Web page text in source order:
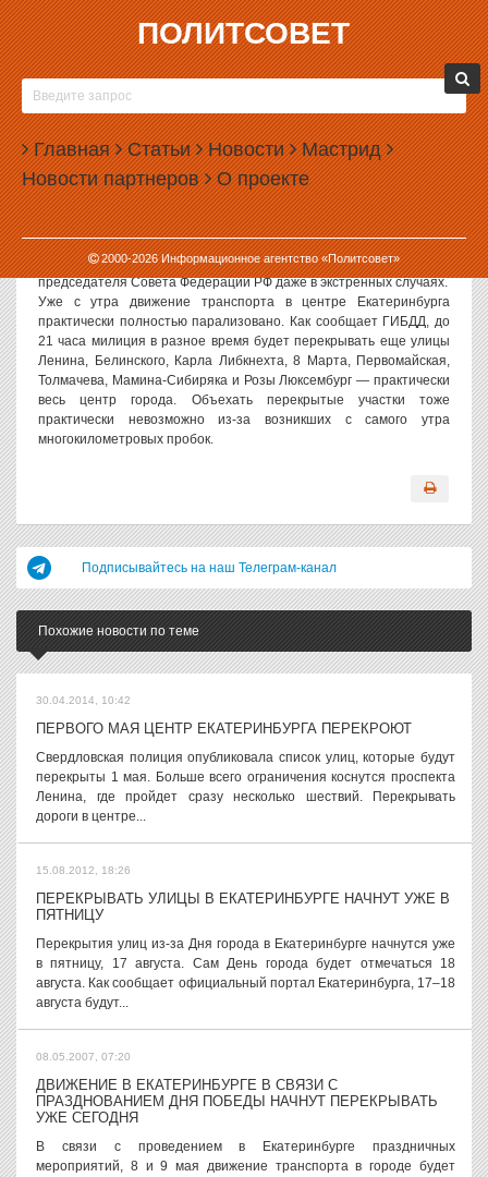
ПОЛИТСОВЕТ
Главная Статьи Новости Мастрид
Новости партнеров О проекте
2000-2026Информационное агентство «Политсовет»
19.05.2006, 10:12
ИЗ-ЗА ПРИЕЗДА СЕРГЕЯ МИРОНОВА ЦЕНТР
ЕКАТЕРИНБУРГА ОСТАЛСЯ БЕЗ «СКОРОЙ
ПОМОЩИ»
Политсовет, 18.05.2006. Машины«Скорой помощи»не могут
выехать по вызовам в центр Екатеринбурга из-за приезда Сергея
Миронова. Из соображений безопасности «высокого гостя»
медикам, как и всем прочим простым смертным, запрещено
проезжать по возможному маршруту следования VIP-кортежа
председателя Совета Федерации РФ даже в экстренных случаях.
Уже с утра движение транспорта в центре Екатеринбурга
практически полностью парализовано. Как сообщает ГИБДД, до
21 часа милиция в разное время будет перекрывать еще улицы
Ленина, Белинского, Карла Либкнехта, 8 Марта, Первомайская,
Толмачева, Мамина-Сибиряка и Розы Люксембург — практически
весь центр города. Объехать перекрытые участки тоже
практически невозможно из-за возникших с самого утра
многокилометровых пробок.
Подписывайтесь на наш Телеграм-канал
Похожие новости по теме
30.04.2014, 10:42
ПЕРВОГО МАЯ ЦЕНТР ЕКАТЕРИНБУРГА ПЕРЕКРОЮТ
Свердловская полиция опубликовала список улиц, которые будут
перекрыты 1 мая. Больше всего ограничения коснутся проспекта
Ленина, где пройдет сразу несколько шествий. Перекрывать
дороги в центре...
15.08.2012, 18:26
ПЕРЕКРЫВАТЬ УЛИЦЫ В ЕКАТЕРИНБУРГЕ НАЧНУТ УЖЕ В
ПЯТНИЦУ
Перекрытия улиц из-за Дня города в Екатеринбурге начнутся уже
в пятницу, 17 августа. Сам День города будет отмечаться 18
августа. Как сообщает официальный портал Екатеринбурга, 17–18
августа будут...
08.05.2007, 07:20
ДВИЖЕНИЕ В ЕКАТЕРИНБУРГЕ В СВЯЗИ С
ПРАЗДНОВАНИЕМ ДНЯ ПОБЕДЫ НАЧНУТ ПЕРЕКРЫВАТЬ
УЖЕ СЕГОДНЯ
В связи с проведением в Екатеринбурге праздничных
мероприятий, 8 и 9 мая движение транспорта в городе будет